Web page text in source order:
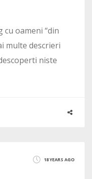
cu oameni “din
multe descrieri
niste
18 YEARS AGO